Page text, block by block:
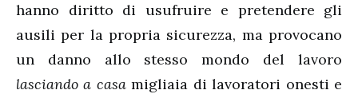
hanno diritto di usufruire e pretendere gli
ausili per la propria sicurezza, ma provocano
un danno allo stesso mondo del lavoro
lasciando a casamigliaia di lavoratori onesti e